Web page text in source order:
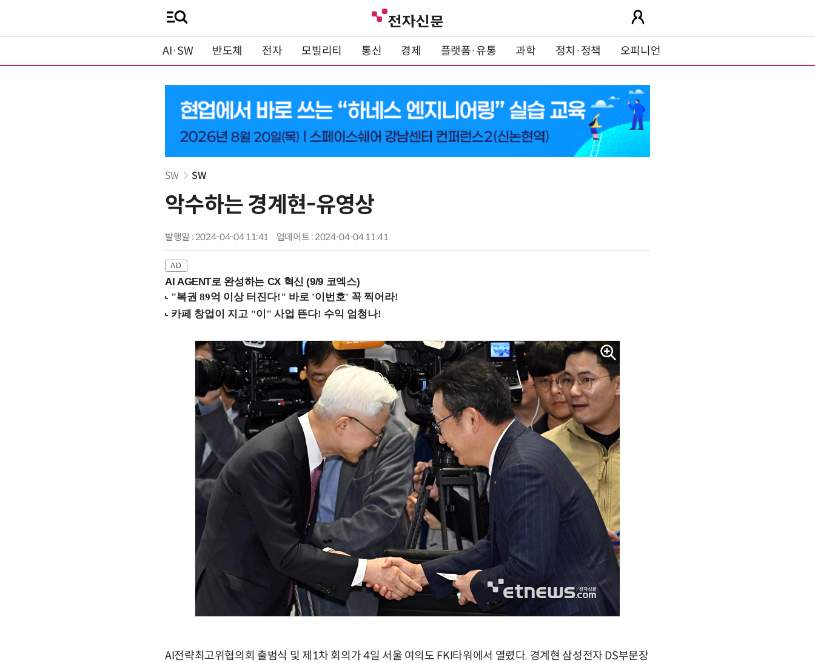
AI·SW 반도체 전자 모빌리티 통신 경제 플랫폼·유통 과학 정치·정책 오피니언
SW SW
악수하는 경계현-유영상
발행일 : 2024-04-04 11:41 업데이트 : 2024-04-04 11:41
AI AGENT로 완성하는 CX 혁신 (9/9 코엑스)
AI전략최고위협의회 출범식 및 제1차 회의가 4일 서울 여의도 FKI타워에서 열렸다. 경계현 삼성전자 DS부문장